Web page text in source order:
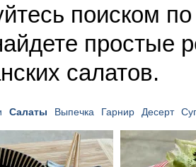
поиском
простые
салатов.
Салаты Выпечка Гарнир Десерт